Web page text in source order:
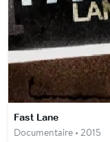
Fast Lane
Documentaire • 2015